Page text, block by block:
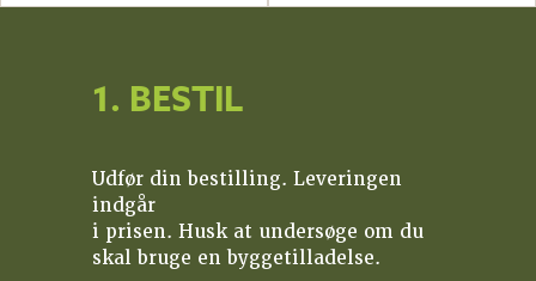
1. BESTIL
Udfør din bestilling. Leveringen
indgår
i prisen. Husk at undersøge om du
skal bruge en byggetilladelse.